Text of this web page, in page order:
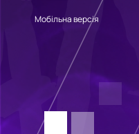
Мобільна версія